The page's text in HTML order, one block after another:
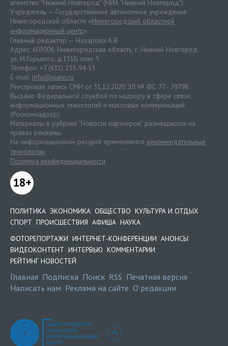
агентство "Нижний Новгород" (НИА "Нижний Новгород")
Учредитель — Государственное автономное учреждение
Нижегородской области «Нижегородский областной
информационный центр»
Главный редактор — Назарова А.В.
Адрес: 603006, Нижегородская область, г. Нижний Новгород.
ул. М.Горького, д.151Б, пом. 5
Телефон: +7 (831) 233-94-53
E-mail: info@niann.ru
Реестровая запись СМИ от 31.12.2020 ЭЛ № ФС 77 - 79798.
Выдано Федеральной службой по надзору в сфере связи,
информационных технологий и массовых коммуникаций
(Роскомнадзор).
Материалы в рубрике "Новости партнеров" размещаются на
правах рекламы.
На информационном ресурсе применяются рекомендательные
технологии.
Политика конфиденциальности
18+
ПОЛИТИКА ЭКОНОМИКА ОБЩЕСТВО КУЛЬТУРА И ОТДЫХ
СПОРТ ПРОИСШЕСТВИЯ АФИША НАУКА
ФОТОРЕПОРТАЖИ ИНТЕРНЕТ-КОНФЕРЕНЦИИ АНОНСЫ
ВИДЕОКОНТЕНТ ИНТЕРВЬЮ КОММЕНТАРИИ
РЕЙТИНГ НОВОСТЕЙ
Главная Подписка Поиск RSS Печатная версия
Написать нам Реклама на сайте О редакции